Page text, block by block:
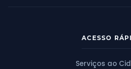
ACESSO
Serviços ao